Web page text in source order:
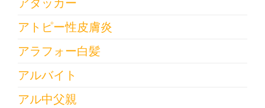
アトピー性皮膚炎
アラフォー白髪
アルバイト
アル中父親